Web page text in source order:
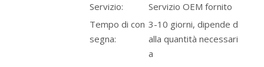
Servizio:
Servizio OEM fornito
Tempo di con
segna:
3-10 giorni, dipende d
alla quantità necessari
a